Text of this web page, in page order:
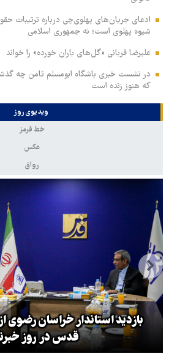
ادعای جریان‌های پهلوی‌چی درباره ترتیبات
شیوه پهلوی است؛ نه جمهوری اسلامی
علیرضا قربانی «گل‌های باران خورده» را خواند
در نشست خبری باشگاه ابومسلم ثامن چه
که هنوز زنده است
ویدیوی روز
خط قرمز
عکس
رواق
بازدید استاندار خراسان
قدس در روز